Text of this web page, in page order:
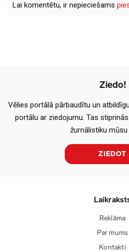
Lai komentētu, ir nepieciešams
Ziedo!
Vēlies portālā pārbaudītu un
portālu ar ziedojumu. Tas
žurnālistiku mūsu
ZIEDOT
Reklāma
Par mums
Kontakti